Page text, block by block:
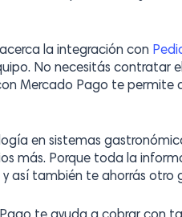
la integración con
No necesitás contratar
Mercado Pago te permite
en sistemas
más. Porque toda la
así también te ahorrás otro